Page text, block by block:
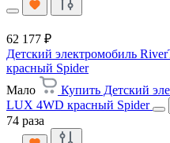
62 177 ₽
Детский электромобиль
красный Spider
Мало
Купить Детский
LUX 4WD красный Spider
74 раза